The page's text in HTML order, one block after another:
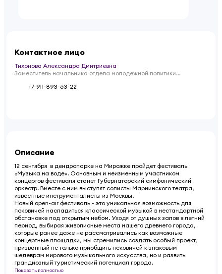
Контактное лицо
Тихонова Александра Дмитриевна
Заместитель начальника отдела молодежной политики
Администрации Псковской области
+7-911-893-63-22
Описание
12 сентября в дендропарке на Мирожке пройдет фестиваль
«Музыка на воде». Основным и неизменным участником
концертов фестиваля станет Губернаторский симфонический
оркестр. Вместе с ним выступят солисты Мариинского театра,
известные инструменталисты из Москвы.
Новый open-air фестиваль - это уникальная возможность для
псковичей насладиться классической музыкой в нестандартной
обстановке под открытым небом. Уходя от душных залов в летний
период, выбирая живописные места нашего древнего города,
которые ранее даже не рассматривались как возможные
концертные площадки, мы стремились создать особый проект,
призванный не только приобщить псковичей к знаковым
шедеврам мирового музыкального искусства, но и развить
грандиозный туристический потенциал города.
Показать полностью